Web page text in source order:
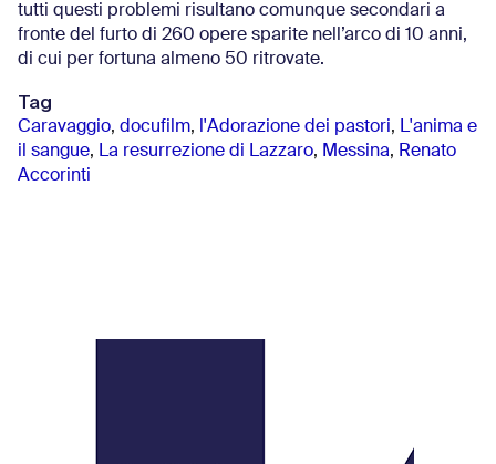
tutti questi problemi risultano comunque secondari a
fronte del furto di 260 opere sparite nell’arco di 10 anni,
di cui per fortuna almeno 50 ritrovate.
Tag
Caravaggio, docufilm, l'Adorazione dei pastori, L'anima e
il sangue, La resurrezione di Lazzaro, Messina, Renato
Accorinti